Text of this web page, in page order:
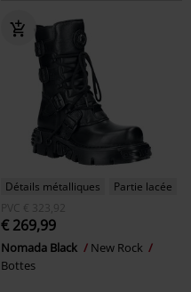
Détails métalliques
Partie lacée
PVC € 323,92
€ 269,99
Nomada Black
New Rock
Bottes